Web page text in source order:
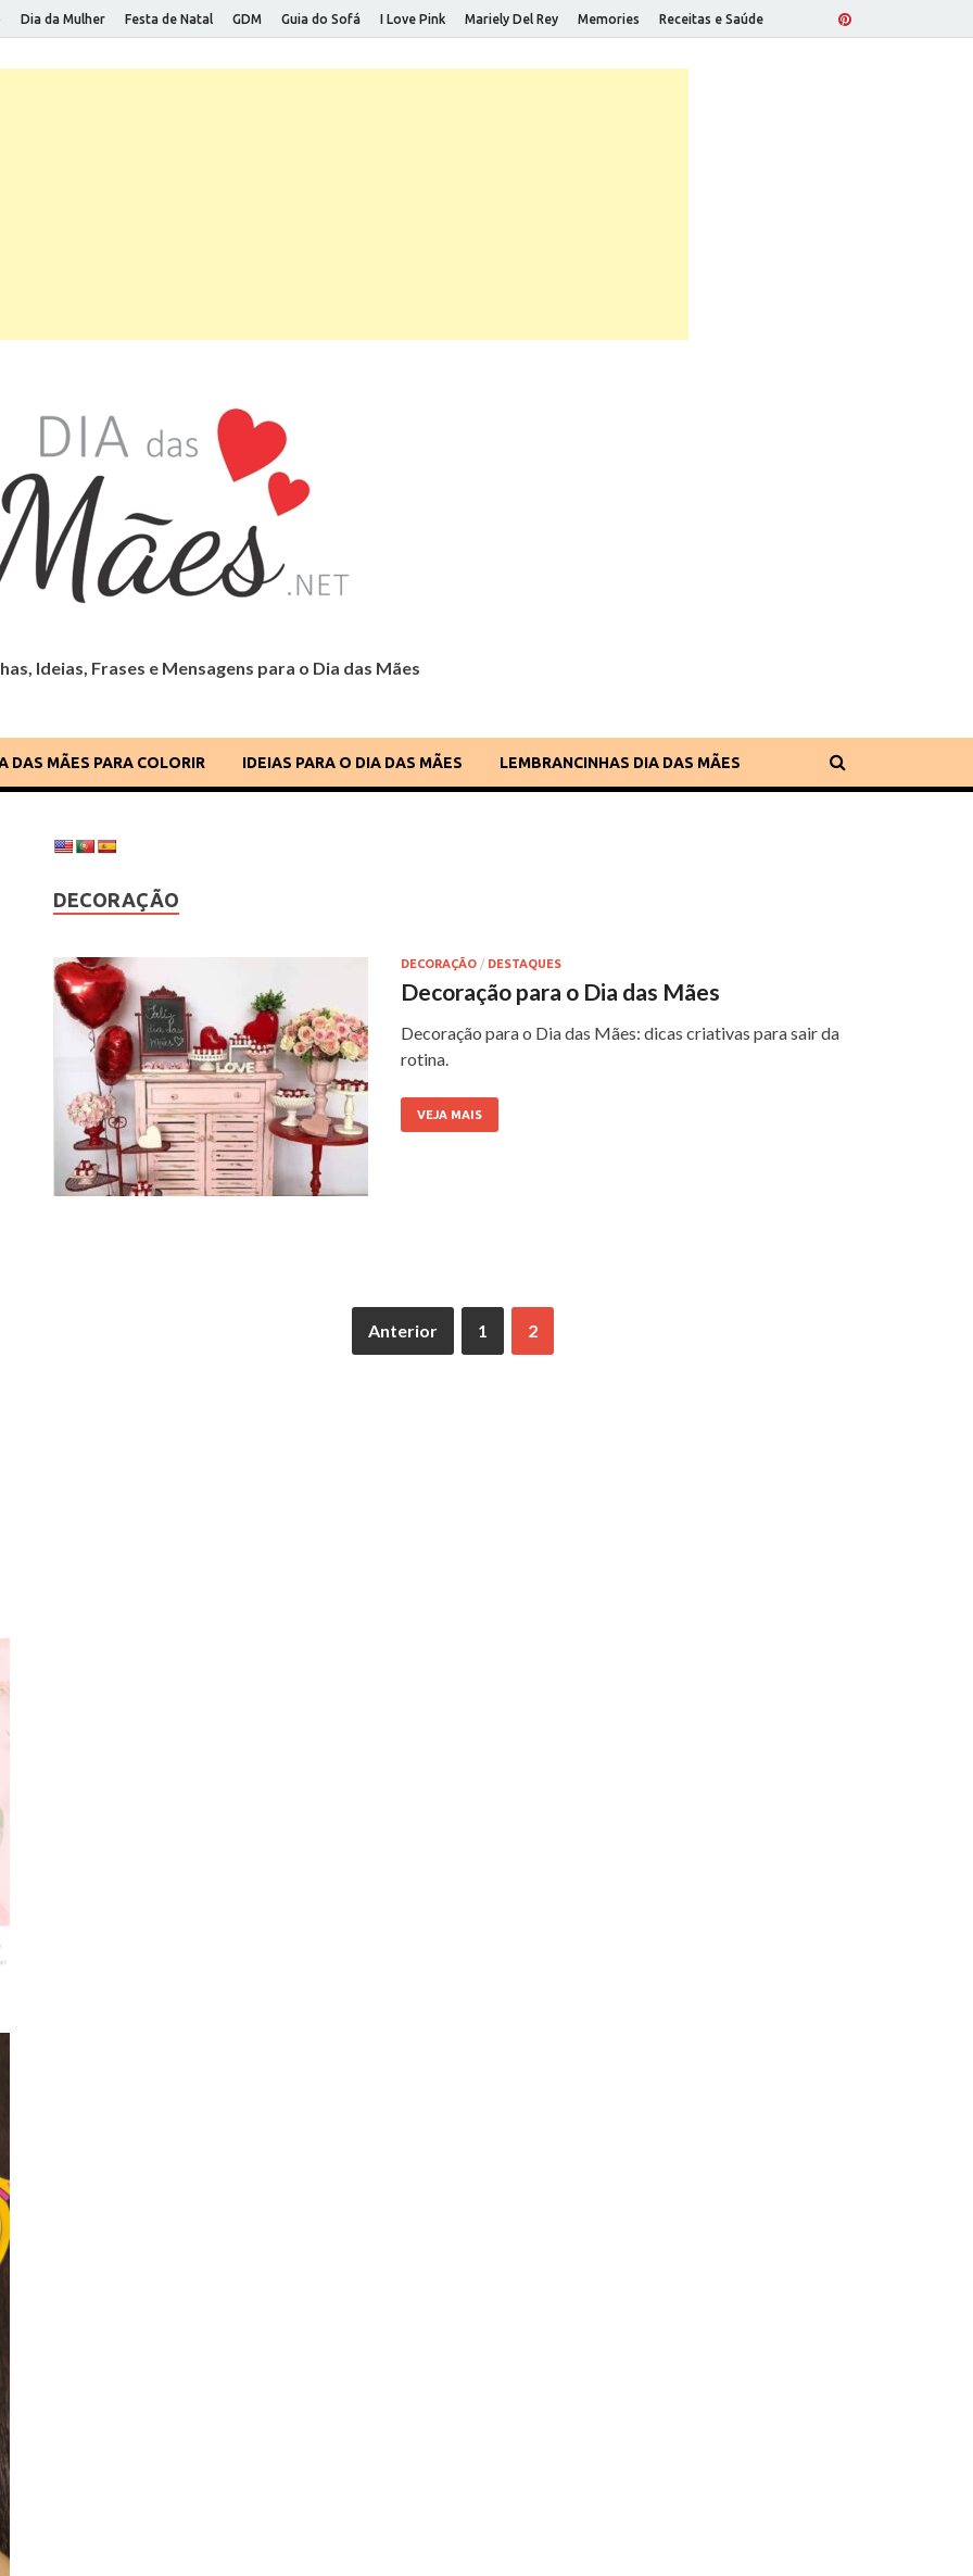
Dia da Mulher Festa de Natal GDM Guia do Sofá I Love Pink Mariely Del Rey Memories Receitas e Saúde
Ideias, Frases e Mensagens para o Dia das Mães
DAS MÃES PARA COLORIR IDEIAS PARA O DIA DAS MÃES LEMBRANCINHAS DIA DAS MÃES
DECORAÇÃO
DECORAÇÃO / DESTAQUES
Decoração para o Dia das Mães
Decoração para o Dia das Mães: dicas criativas para sair da
rotina.
VEJA MAIS
Anterior 1 2